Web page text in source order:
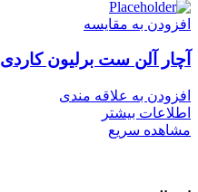
افزودن به مقایسه
آچار آلن ست برلیون کاردی 9عددی
افزودن به علاقه مندی
اطلاعات بیشتر
مشاهده سریع